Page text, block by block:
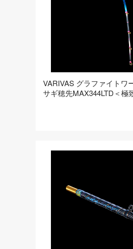
VARIVAS グラファイトワ
サギ穂先MAX344LTD＜極